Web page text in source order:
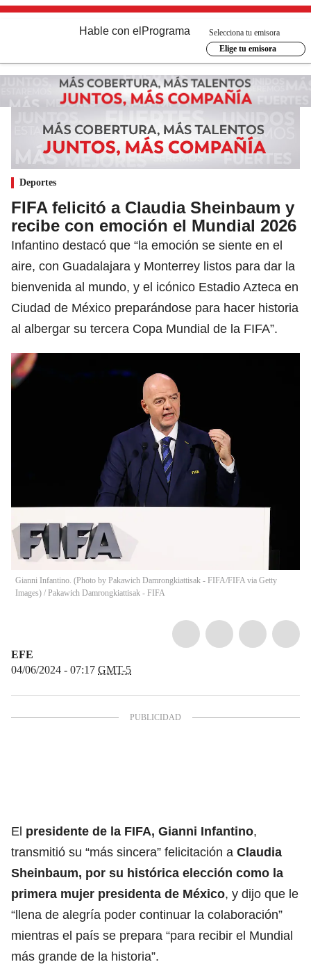
Hable con el Programa
Selecciona tu emisora
Elige tu emisora
Deportes
FIFA felicitó a Claudia Sheinbaum y
recibe con emoción el Mundial 2026
Infantino destacó que “la emoción se siente en el
aire, con Guadalajara y Monterrey listos para dar la
bienvenida al mundo, y el icónico Estadio Azteca en
Ciudad de México preparándose para hacer historia
al albergar su tercera Copa Mundial de la FIFA”.
Gianni Infantino. (Photo by Pakawich Damrongkiattisak - FIFA/FIFA via Getty
Images) / Pakawich Damrongkiattisak - FIFA
EFE
04/06/2024 - 07:17 GMT-5
El presidente de la FIFA, Gianni Infantino,
transmitió su “más sincera” felicitación a Claudia
Sheinbaum, por su histórica elección como la
primera mujer presidenta de México, y dijo que le
“llena de alegría poder continuar la colaboración”
mientras el país se prepara “para recibir el Mundial
más grande de la historia”.